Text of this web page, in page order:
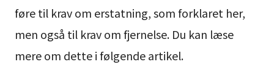
føre til krav om erstatning, som forklaret her,
men også til krav om fjernelse. Du kan læse
mere om dette i følgende artikel.